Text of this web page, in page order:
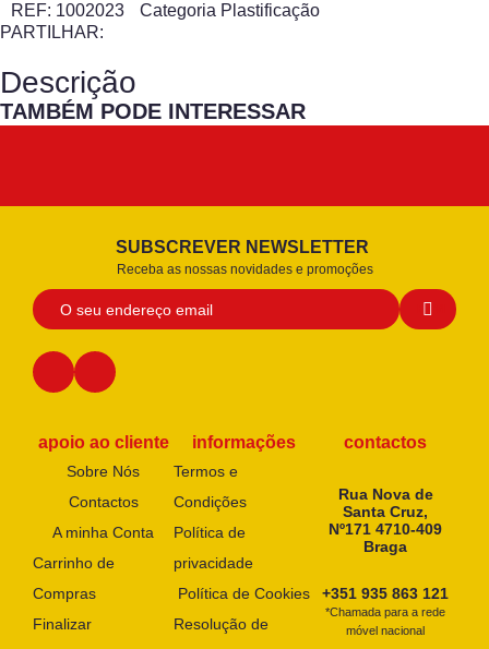
REF: 1002023 Categoria Plastificação
PARTILHAR:
Descrição
TAMBÉM PODE INTERESSAR
SUBSCREVER NEWSLETTER
Receba as nossas novidades e promoções
apoio ao cliente
Sobre Nós
Contactos
A minha Conta
Carrinho de
Compras
Finalizar
informações
Termos e
Condições
Política de
privacidade
Política de Cookies
Resolução de
contactos
Rua Nova de
Santa Cruz,
Nº171 4710-409
Braga
+351 935 863 121
*Chamada para a rede
móvel nacional